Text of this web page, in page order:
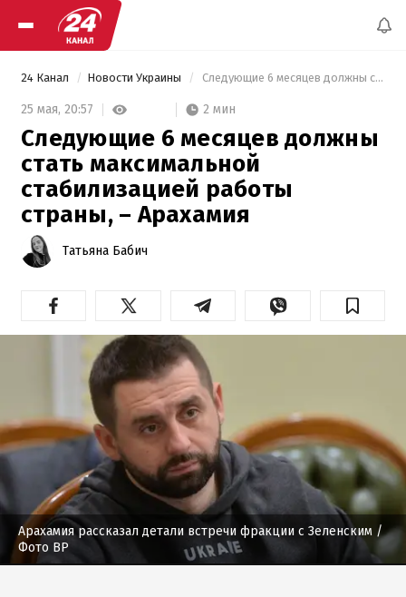
24 Канал Новости Украины Следующие 6 месяцев должны стать максимальной стабилизацией работы страны, – Арахамия
25 мая, 20:57 2 мин
Следующие 6 месяцев должны
стать максимальной
стабилизацией работы
страны, – Арахамия
Татьяна Бабич
Арахамия рассказал детали встречи фракции с Зеленским /
Фото ВР